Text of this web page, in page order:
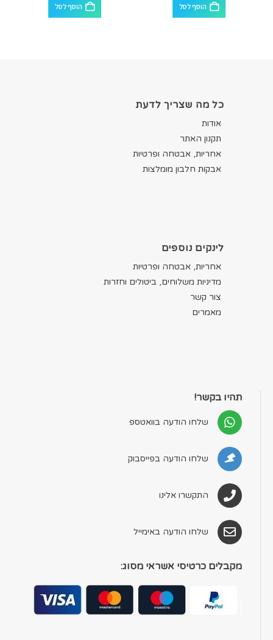
הוסף לסל הוסף לסל
כל מה שצריך לדעת
אודות
תקנון האתר
אחריות, אבטחה ופרטיות
אבקות חלבון מומלצות
לינקים נוספים
אחריות, אבטחה ופרטיות
מדיניות משלוחים, ביטולים וחזרות
צור קשר
מאמרים
תהיו בקשר!
שלחו הודעה בוואטספ
שלחו הודעה בפייסבוק
התקשרו אלינו
שלחו הודעה באימייל
מקבלים כרטיסי אשראי מסוג: